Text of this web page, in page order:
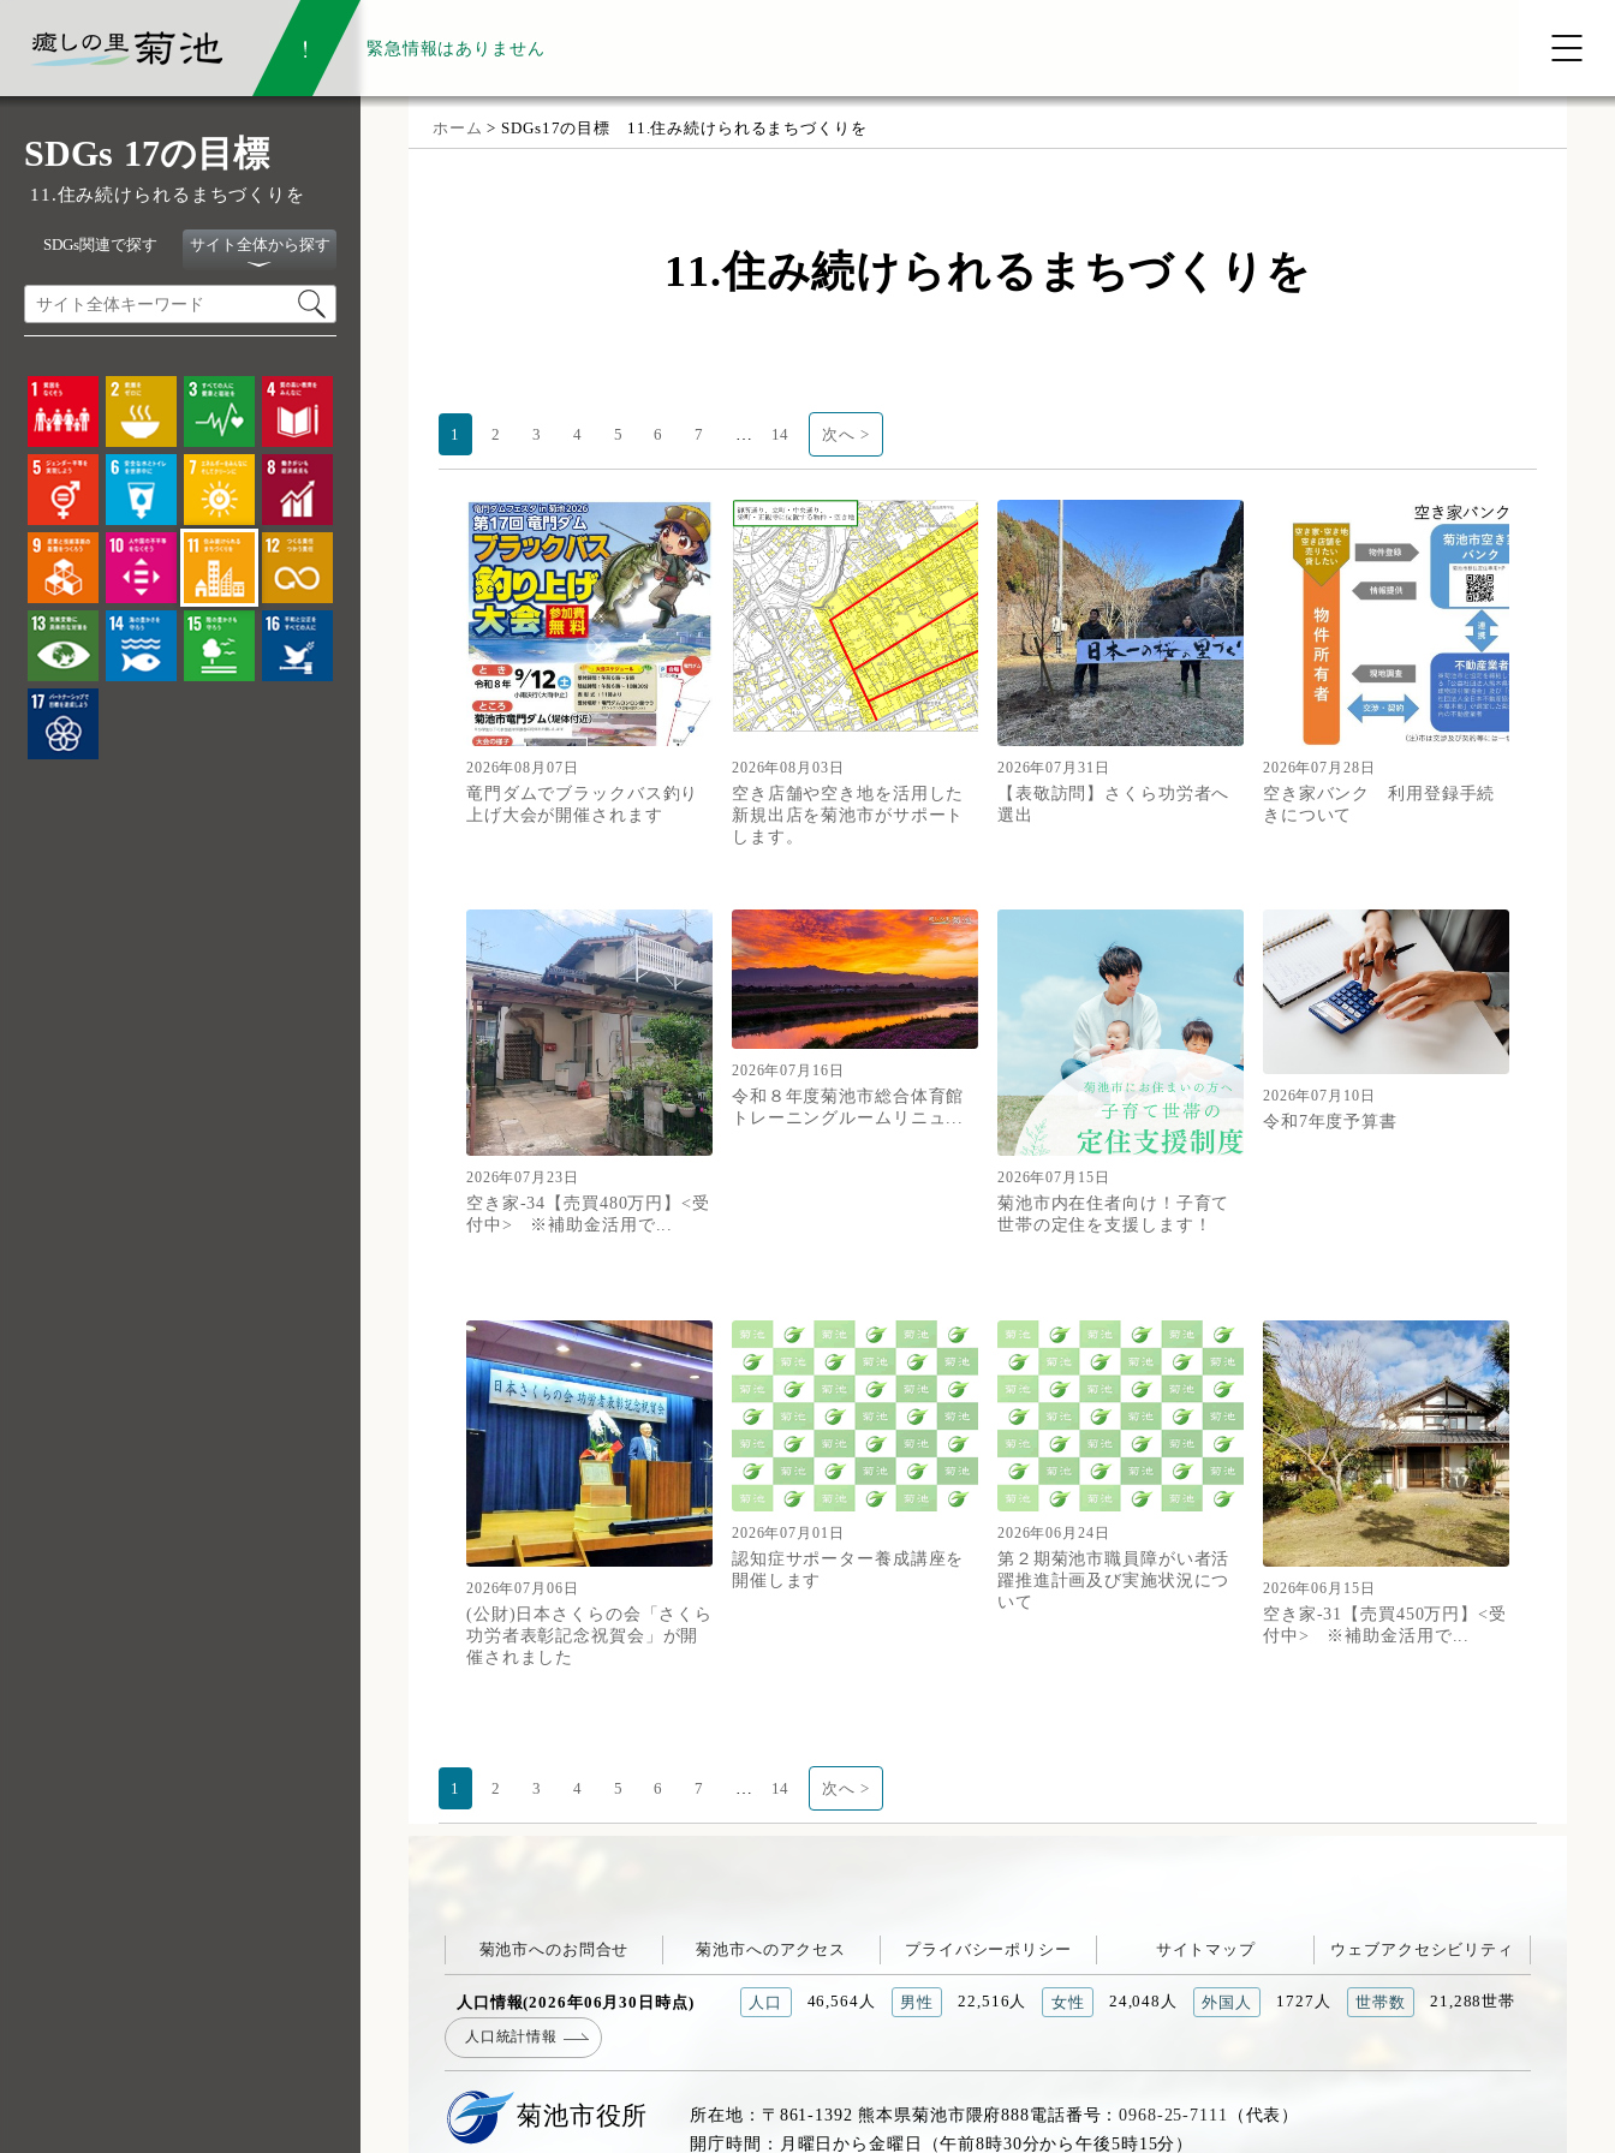
緊急情報はありません
SDGs 17の目標
11.住み続けられるまちづくりを
SDGs関連で探す サイト全体から探す
ホーム > SDGs17の目標 11.住み続けられるまちづくりを
11.住み続けられるまちづくりを
1 2 3 4 5 6 7 14 次へ >
2026年08月07日
竜門ダムでブラックバス釣り
上げ大会が開催されます
2026年08月03日
空き店舗や空き地を活用した
新規出店を菊池市がサポート
します。
2026年07月31日
【表敬訪問】さくら功労者へ
選出
2026年07月28日
空き家バンク 利用登録手続
きについて
2026年07月23日
空き家-34【売買480万円】<受
付中> ※補助金活用で...
2026年07月16日
令和８年度菊池市総合体育館
トレーニングルームリニュ...
2026年07月15日
菊池市内在住者向け！子育て
世帯の定住を支援します！
2026年07月10日
令和7年度予算書
2026年07月06日
(公財)日本さくらの会「さくら
功労者表彰記念祝賀会」が開
催されました
2026年07月01日
認知症サポーター養成講座を
開催します
2026年06月24日
第２期菊池市職員障がい者活
躍推進計画及び実施状況につ
いて
2026年06月15日
空き家-31【売買450万円】<受
付中> ※補助金活用で...
1 2 3 4 5 6 7 14 次へ >
菊池市へのお問合せ 菊池市へのアクセス プライバシーポリシー サイトマップ ウェブアクセシビリティ
人口情報(2026年06月30日時点) 人口 46,564人 男性 22,516人 女性 24,048人 外国人 1727人 世帯数 21,288世帯
人口統計情報
菊池市役所 所在地：〒861-1392 熊本県菊池市隈府888電話番号：0968-25-7111
（代表）
開庁時間：月曜日から金曜日（午前8時30分から午後5時15分）